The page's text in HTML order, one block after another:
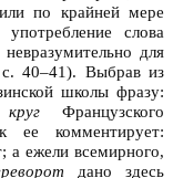
по крайней мере
слова
невразумительно для
40–41). Выбрав из
школы фразу:
Французского
комментирует:
а ежели всемирного,
дано здесь